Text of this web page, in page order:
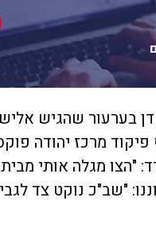
בערעור שהגיש
מרכז יהודה
"הצו מגלה אותי
"שב"כ נוקט צד